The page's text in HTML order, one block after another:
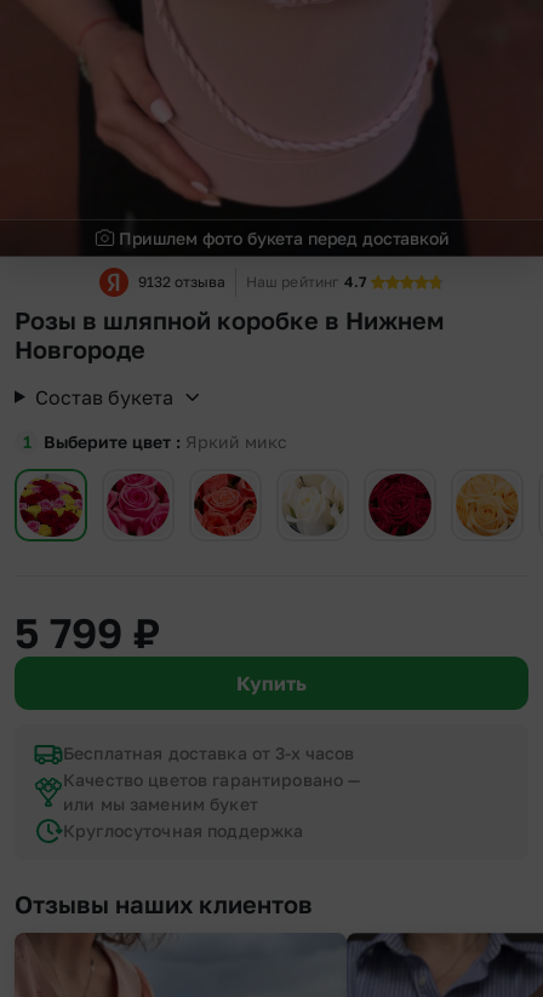
Пришлем фото букета перед доставкой
9132 отзыва Наш рейтинг 4.7
Розы в шляпной коробке в Нижнем
Новгороде
Состав букета
Выберите цвет Яркий микс
5 799 ₽
Купить
Бесплатная доставка от 3-х часов
Качество цветов гарантировано —
или мы заменим букет
Круглосуточная поддержка
Отзывы наших клиентов